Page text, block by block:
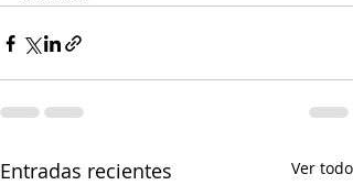
Entradas recientes Ver todo